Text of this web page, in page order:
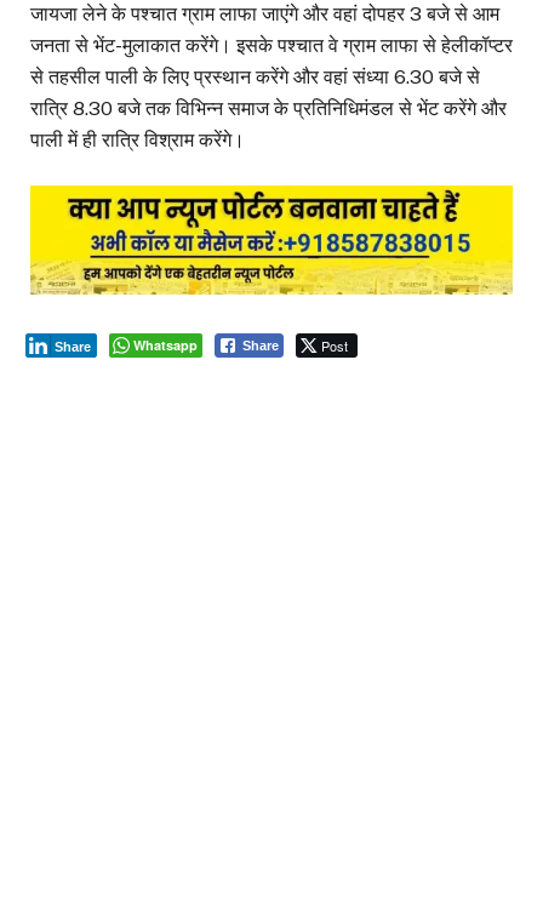
जायजा लेने के पश्चात ग्राम लाफा जाएंगे और वहां दोपहर 3 बजे से आम
जनता से भेंट-मुलाकात करेंगे। इसके पश्चात वे ग्राम लाफा से हेलीकॉप्टर
से तहसील पाली के लिए प्रस्थान करेंगे और वहां संध्या 6.30 बजे से
रात्रि 8.30 बजे तक विभिन्न समाज के प्रतिनिधिमंडल से भेंट करेंगे और
पाली में ही रात्रि विश्राम करेंगे।
Whatsapp Share Post
Share